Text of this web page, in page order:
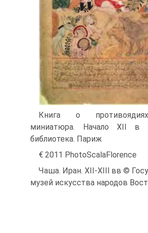
Книга о
миниатюра. Начало XIl в
библиотека. Париж
€ 2011 PhotoScalaFlorence
Чаша. Иран. XII-XIIl вв ©
музей искусства народов